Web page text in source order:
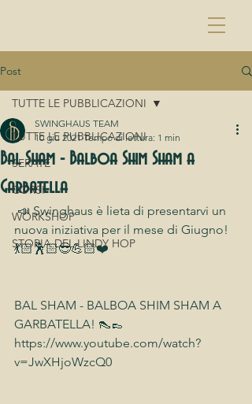
Post
TUTTE LE PUBBLICAZIONI
SERATE
CORSI
WORKSHOP
STORIA DEL LINDY HOP
TUTTE LE PUBBLICAZIONI
Bal Sham - Balboa Shim Sham a
Garbatella
SWINGHAUS TEAM
10 giu 2021 Tempo di lettura: 1 min
📣 Swinghaus è lieta di presentarvi un
nuova iniziativa per il mese di Giugno!
💃🏻🕺🏻😎💪🏻❤️
BAL SHAM - BALBOA SHIM SHAM A
GARBATELLA! 👠👞
https://www.youtube.com/watch?
v=JwXHjoWzcQ0